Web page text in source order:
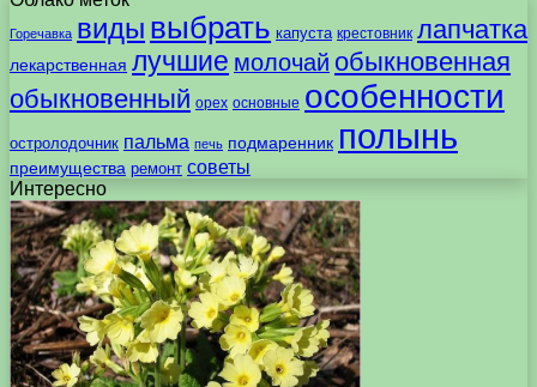
Горечавка виды выбрать капуста крестовник лапчатка
лекарственная лучшие молочай обыкновенная
обыкновенный орех основные особенности
остролодочник пальма печь подмаренник полынь
преимущества ремонт советы
Интересно